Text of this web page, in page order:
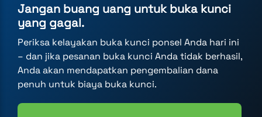
Jangan buang uang untuk buka kunci
yang gagal.
Periksa kelayakan buka kunci ponsel Anda hari ini
– dan jika pesanan buka kunci Anda tidak berhasil,
Anda akan mendapatkan pengembalian dana
penuh untuk biaya buka kunci.